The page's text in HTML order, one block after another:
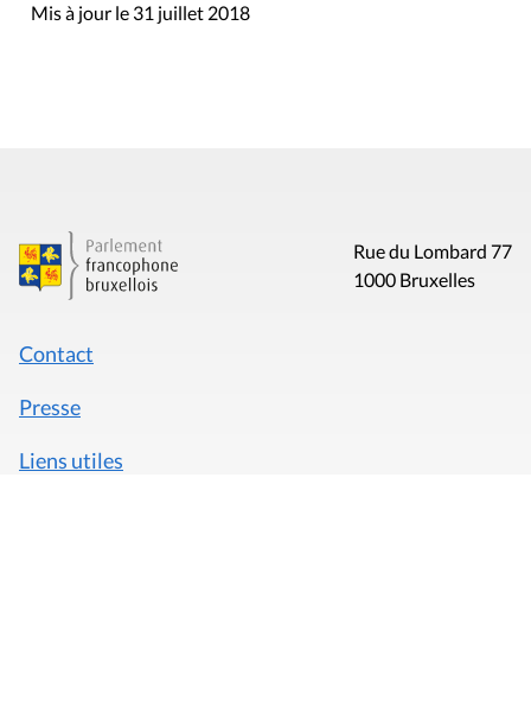
Mis à jour le 31 juillet 2018
Rue du Lombard 77
1000 Bruxelles
Contact
Presse
Liens utiles